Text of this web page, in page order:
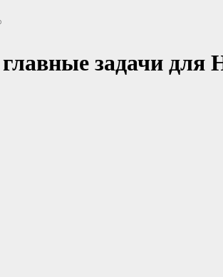
задачи для